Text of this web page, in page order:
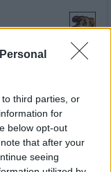
third parties, or
for
below opt-out
that after your
seeing
17.11.23 15:46:10